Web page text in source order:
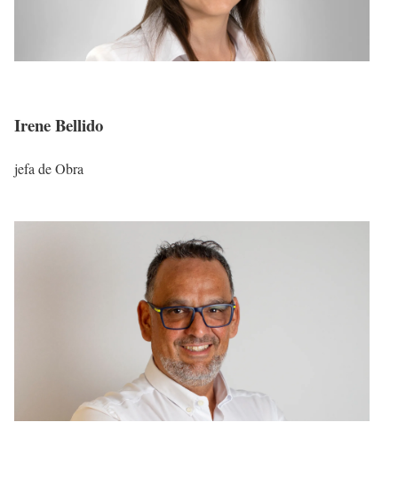
Irene Bellido
jefa de Obra